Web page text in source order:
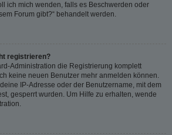
ich mich wenden, falls es Beschwerden oder
Forum gibt?“ behandelt werden.
registrieren?
Administration die Registrierung komplett
keine neuen Benutzer mehr anmelden können.
IP-Adresse oder der Benutzername, mit dem
gesperrt wurden. Um Hilfe zu erhalten, wende